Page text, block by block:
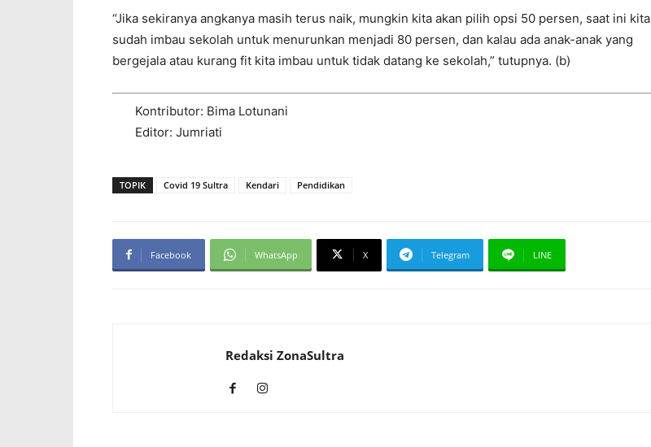
“Jika sekiranya angkanya masih terus naik, mungkin kita akan pilih opsi 50 persen, saat ini kita
sudah imbau sekolah untuk menurunkan menjadi 80 persen, dan kalau ada anak-anak yang
bergejala atau kurang fit kita imbau untuk tidak datang ke sekolah,” tutupnya. (b)
Kontributor: Bima Lotunani
Editor: Jumriati
TOPIK Covid 19 Sultra Kendari Pendidikan
Facebook WhatsApp X Telegram LINE
Redaksi ZonaSultra